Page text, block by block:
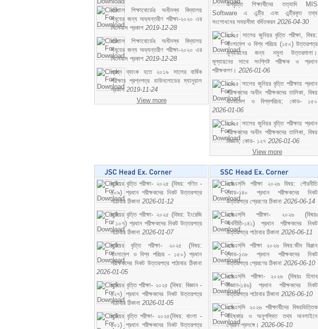
বরিশাল শিক্ষাবোর্ডের অধীনস্থ বিদ্যালয়
সমূহের জন্য অভ্যন্তরীণ পরীক্ষা-২০২০ এর
সিলেবাস প্রকাশ 2019-12-28
বরিশাল শিক্ষাবোর্ডের অধীনস্থ বিদ্যালয়
সমূহের জন্য অভ্যন্তরীণ পরীক্ষা-২০২০ এর
সিলেবাস প্রকাশ 2019-12-28
প্রশ্ন ব্যাংক হতে ২০১৯ সালের বার্ষিক
পরীক্ষার প্রশ্নপত্র ডাউনলোডের ম্যানুয়াল
প্রকাশ 2019-11-24
View more
উপবৃত্তি শিক্ষার্থীদের তত্যাদি MIS
Software এ এন্ট্রি এবং এন্ট্রিকৃত তথ্য
সংশোধনের সময়সীমা বর্ধিতকরন 2026-04-30
২০২৫ সালের জুনিয়র বৃত্তি পরীক্ষা, বিষয়:
বাংলাদেশ ও বিশ্ব পরিচয় (১৫০) উত্তরপত্র
মূল্যায়নের জন্য নমুনা উত্তরমালা।
মূল্যায়নের সাথে সংশ্লিষ্ট পরীক্ষক ও প্রধান
পরীক্ষকগণ। 2026-01-06
২০২৫ সালের জুনিয়র বৃত্তি পরীক্ষায় প্রধান
পরীক্ষকদের অধীন পরীক্ষকদের তালিকা, বিষয়
বাংলাদেশ ও বিশ্বপরিচয়; কোড- ১৫০
2026-01-06
২০২৫ সালের জুনিয়র বৃত্তি পরীক্ষায় প্রধান
পরীক্ষকদের অধীন পরীক্ষকদের তালিকা, বিষয়
বিজ্ঞান; কোড- ১২৭ 2026-01-06
View more
জুনিয়র বৃত্তি পরীক্ষা- ২০২৫ (বিষয়: গণিত -
১০৯) প্রধান পরীক্ষকদের নিকট উত্তরপত্র
পাঠাবার ঠিকানা 2026-01-12
জুনিয়র বৃত্তি পরীক্ষা- ২০২৫ (বিষয়: ইংরেজি
- ১০৭) প্রধান পরীক্ষকদের নিকট উত্তরপত্র
পাঠাবার ঠিকানা 2026-01-07
জুনিয়র বৃত্তি পরীক্ষা- ২০২৫ (বিষয়:
বাংলাদেশ ও বিশ্ব পরিচয় - ১৫০) প্রধান
পরীক্ষকদের নিকট উত্তরপত্র পাঠাবার ঠিকানা
2026-01-05
জুনিয়র বৃত্তি পরীক্ষা- ২০২৫ (বিষয়: বিজ্ঞান -
১২৭) প্রধান পরীক্ষকদের নিকট উত্তরপত্র
পাঠাবার ঠিকানা 2026-01-05
জুনিয়র বৃত্তি পরীক্ষা- ২০২৫(বিষয়: বাংলা -
১০১) প্রধান পরীক্ষকদের নিকট উত্তরপত্র
এসএসসি পরীক্ষা ২০২৬ বিষয়: পৌরনীতি
কোড-১৪০ প্রধান পরীক্ষকদের নিকট
উত্তরপত্র প্রেরণের ঠিকানা 2026-06-14
এসএসসি পরীক্ষা- ২০২৬ (বিষয়ঃ
অর্থনীতি-১৪১) প্রধান পরীক্ষকদের নিকট
উত্তরপত্র পাঠাবার ঠিকানা 2026-06-11
এসএসসি পরীক্ষা ২০২৬ বিষয়:জীব বিঞ্জান
কোড-১৩৮ প্রধান পরীক্ষকদের নিকট
উত্তরপত্র প্রেরণের ঠিকানা 2026-06-10
এসএসসি পরীক্ষা- ২০২৬ (বিষয়ঃ হিসাব
বিজ্ঞান-১৪৬) প্রধান পরীক্ষকদের নিকট
উত্তরপত্র পাঠাবার ঠিকানা 2026-06-10
এসএসসি ২০২৬ পরীক্ষার্থীদের বিষয়ভিত্তিক
বহিষ্কার ও অনুপস্থিত তথ্য অনলাইনে
প্রেরণ প্রসঙ্গে। 2026-06-10